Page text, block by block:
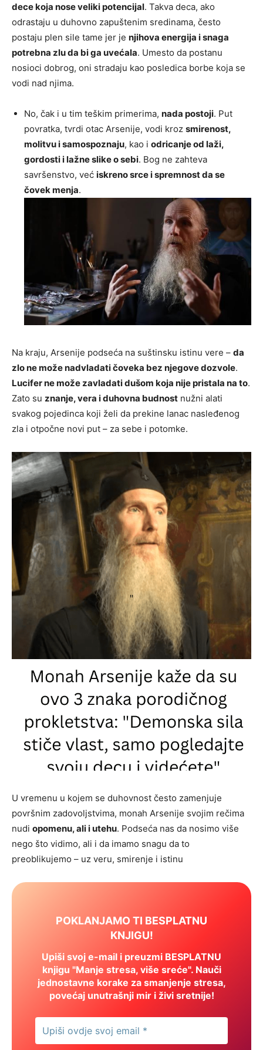
dece koja nose veliki potencijal. Takva deca, ako
odrastaju u duhovno zapuštenim sredinama, često
postaju plen sile tame jer je njihova energija i snaga
potrebna zlu da bi ga uvećala. Umesto da postanu
nosioci dobrog, oni stradaju kao posledica borbe koja se
vodi nad njima.
No, čak i u tim teškim primerima, nada postoji. Put
povratka, tvrdi otac Arsenije, vodi kroz smirenost,
molitvu i samospoznaju, kao i odricanje od laži,
gordosti i lažne slike o sebi. Bog ne zahteva
savršenstvo, već iskreno srce i spremnost da se
čovek menja.
Na kraju, Arsenije podseća na suštinsku istinu vere – da
zlo ne može nadvladati čoveka bez njegove dozvole.
Lucifer ne može zavladati dušom koja nije pristala na to.
Zato su znanje, vera i duhovna budnost nužni alati
svakog pojedinca koji želi da prekine lanac nasleđenog
zla i otpočne novi put – za sebe i potomke.
U vremenu u kojem se duhovnost često zamenjuje
površnim zadovoljstvima, monah Arsenije svojim rečima
nudi opomenu, ali i utehu. Podseća nas da nosimo više
nego što vidimo, ali i da imamo snagu da to
preoblikujemo – uz veru, smirenje i istinu
POKLANJAMO TI BESPLATNU
KNJIGU!
Upiši svoj e-mail i preuzmi BESPLATNU
knjigu "Manje stresa, više sreće". Nauči
jednostavne korake za smanjenje stresa,
povećaj unutrašnji mir i živi sretnije!